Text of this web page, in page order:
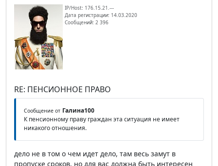
IP/Host: 176.15.21.---
Дата регистрации: 14.03.2020
Сообщений: 2 396
RE: ПЕНСИОННОЕ ПРАВО
Сообщение от Галина100
К пенсионному праву граждан эта ситуация не имеет
никакого отношения.
дело не в том о чем идет дело, там весь замут в
пропуске сроков, но для вас должна быть интересен